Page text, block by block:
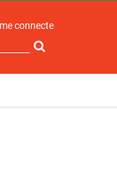
connecte